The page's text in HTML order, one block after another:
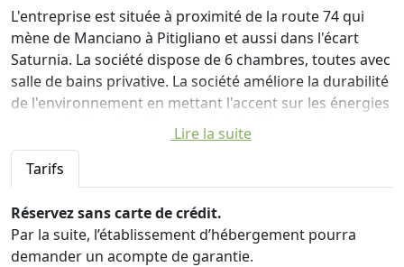
L'entreprise est située à proximité de la route 74 qui
mène de Manciano à Pitigliano et aussi dans l'écart
Saturnia. La société dispose de 6 chambres, toutes avec
salle de bains privative. La société améliore la durabilité
de l'environnement en mettant l'accent sur les énergies
renouvelables et a récemment installé un socle
électrique pour recharger la voiture avec un type de
prise 2. Au sein de l'entreprise menée au niveau des
ménages que vous pouvez acheter des produits
typiques. Ne manquez pas les gâteaux faits maison
pour le petit déjeuner.
Lire la suite
Tarifs
Réservez sans carte de crédit.
Par la suite, l’établissement d’hébergement pourra
demander un acompte de garantie.